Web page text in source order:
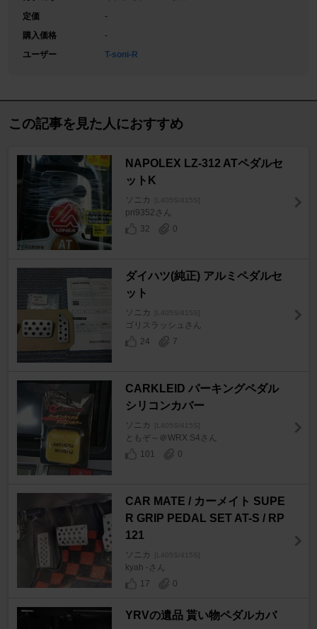
定価
-
購入価格
-
ユーザー
T-soni-R
この記事を見た人におすすめ
NAPOLEX LZ-312 ATペダルセ
ットK
ソニカ [L405S/415S]
pri9352さん
32
0
ダイハツ(純正) アルミペダルセ
ット
ソニカ [L405S/415S]
ゴリスラッシュさん
24
7
CARKLEID パーキングペダル
シリコンカバー
ソニカ [L405S/415S]
ともぞ～＠WRX S4さん
101
0
CAR MATE / カーメイト SUPE
R GRIP PEDAL SET AT-S / RP
121
ソニカ [L405S/415S]
kyah -さん
17
0
YRVの遺品 貰い物ペダルカバ